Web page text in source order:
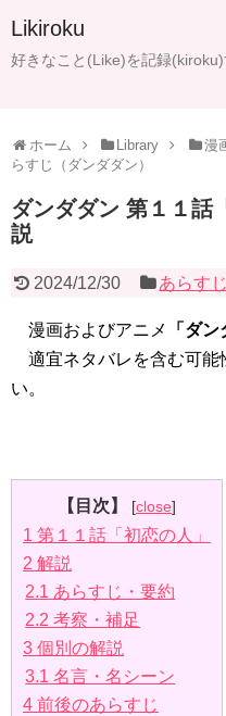
Likiroku
好きなこと(Like)を記録(kiroku)
ホーム Library 漫
らすじ（ダンダダン）
ダンダダン 第１１話
説
2024/12/30 あらす
漫画およびアニメ 「ダン
適宜ネタバレを含む可能
い。
【目次】 [close]
1 第１１話「初恋の人」
2 解説
2.1 あらすじ・要約
2.2 考察・補足
3 個別の解説
3.1 名言・名シーン
4 前後のあらすじ